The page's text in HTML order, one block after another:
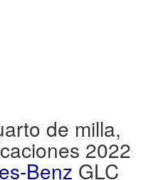
de milla,
2022
Benz GLC